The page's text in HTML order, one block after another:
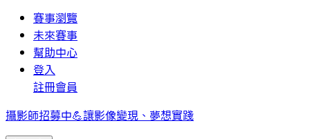
賽事瀏覽
未來賽事
幫助中心
登入
註冊會員
攝影師招募中💪讓影像變現、夢想實踐